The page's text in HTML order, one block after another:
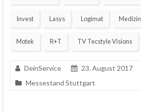
Invest Lasys Logimat Medizin
Motek R+T TV Tecstyle Visions
DeinService
23. August 2017
Messestand Stuttgart